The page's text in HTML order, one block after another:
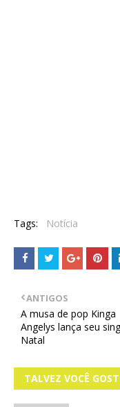
Tags: Notícia
ANTIGOS
A musa de pop Kinga
Angelys lança seu
Natal
TALVEZ VOCÊ